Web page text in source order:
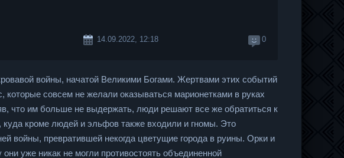
14.09.2022, 12:18 0
войны, начатой Великими Богами. Жертвами этих событий
совсем не желали оказываться марионетками в руках
что им больше не выдержать, люди решают все же обратиться к
кроме людей и эльфов также входили и гномы. Это
войны, превратившей некогда цветущие города в руины. Орки и
уже никак не могли противостоять объединенной